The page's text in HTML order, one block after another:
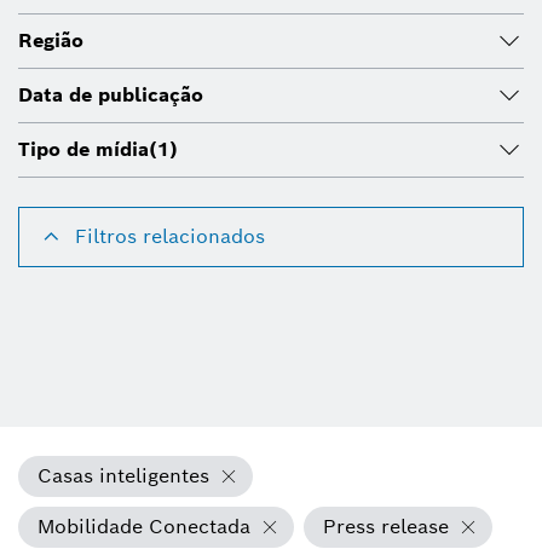
Região
Data de publicação
Tipo de mídia(1)
Filtros relacionados
Casas inteligentes
Mobilidade Conectada
Press release